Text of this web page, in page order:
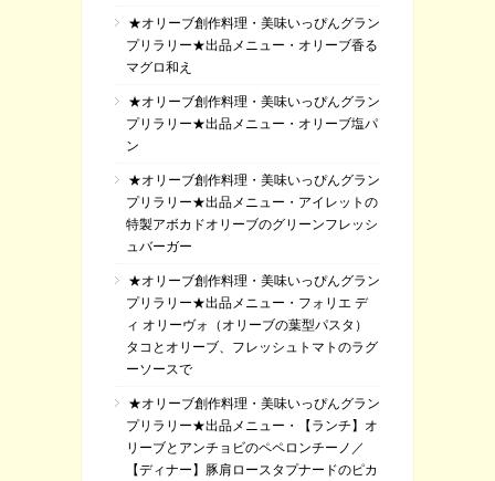
★オリーブ創作料理・美味いっぴんグラン
プリラリー★出品メニュー・オリーブ香る
マグロ和え
★オリーブ創作料理・美味いっぴんグラン
プリラリー★出品メニュー・オリーブ塩パ
ン
★オリーブ創作料理・美味いっぴんグラン
プリラリー★出品メニュー・アイレットの
特製アボカドオリーブのグリーンフレッシ
ュバーガー
★オリーブ創作料理・美味いっぴんグラン
プリラリー★出品メニュー・フォリエ デ
ィ オリーヴォ（オリーブの葉型パスタ）
タコとオリーブ、フレッシュトマトのラグ
ーソースで
★オリーブ創作料理・美味いっぴんグラン
プリラリー★出品メニュー・【ランチ】オ
リーブとアンチョビのペペロンチーノ／
【ディナー】豚肩ロースタプナードのピカ